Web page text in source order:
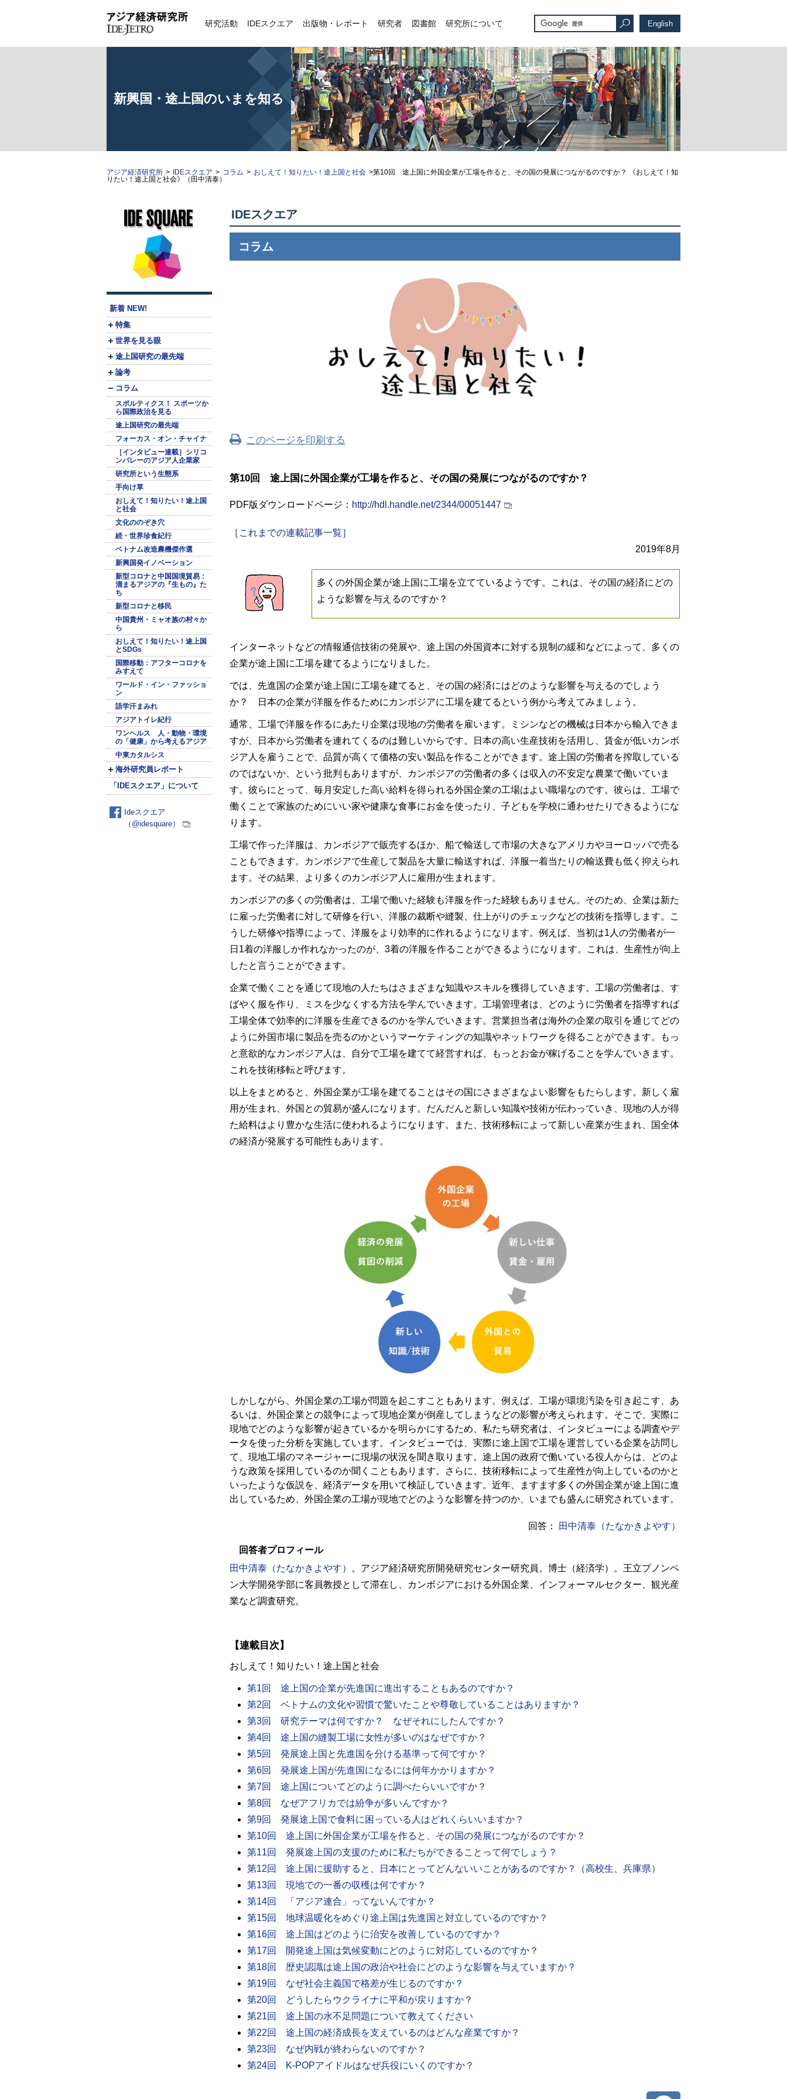
研究活動 IDEスクエア 出版物・レポート 研究者 図書館 研究所について English
新興国・途上国のいまを知る
アジア経済研究所 > IDEスクエア > コラム > おしえて！知りたい！途上国と社会 >第10回 途上国に外国企業が工場を作ると、その国の発展につながるのですか？ 《おしえて！知
りたい！途上国と社会》（田中清泰）
新着 NEW!
特集
世界を見る眼
途上国研究の最先端
論考
コラム
スポルティクス！ スポーツか
ら国際政治を見る
途上国研究の最先端
フォーカス・オン・チャイナ
［インタビュー連載］シリコ
ンバレーのアジア人企業家
研究所という生態系
手向け草
おしえて！知りたい！途上国
と社会
文化ののぞき穴
続・世界珍食紀行
ベトナム改造農機傑作選
新興国発イノベーション
新型コロナと中国国境貿易：
溜まるアジアの『生もの』た
ち
新型コロナと移民
中国貴州・ミャオ族の村々か
ら
おしえて！知りたい！途上国
とSDGs
国際移動：アフターコロナを
みすえて
ワールド・イン・ファッショ
ン
語学汗まみれ
アジアトイレ紀行
ワンヘルス 人・動物・環境
の「健康」から考えるアジア
中東カタルシス
海外研究員レポート
「IDEスクエア」について
Ideスクエア
（@idesquare）
IDEスクエア
コラム
このページを印刷する
第10回 途上国に外国企業が工場を作ると、その国の発展につながるのですか？
PDF版ダウンロードページ： http://hdl.handle.net/2344/00051447
［これまでの連載記事一覧］
2019年8月
多くの外国企業が途上国に工場を立てているようです。これは、その国の経済にどの
ような影響を与えるのですか？
インターネットなどの情報通信技術の発展や、途上国の外国資本に対する規制の緩和などによって、多くの
企業が途上国に工場を建てるようになりました。
では、先進国の企業が途上国に工場を建てると、その国の経済にはどのような影響を与えるのでしょう
か？ 日本の企業が洋服を作るためにカンボジアに工場を建てるという例から考えてみましょう。
通常、工場で洋服を作るにあたり企業は現地の労働者を雇います。ミシンなどの機械は日本から輸入できま
すが、日本から労働者を連れてくるのは難しいからです。日本の高い生産技術を活用し、賃金が低いカンボ
ジア人を雇うことで、品質が高くて価格の安い製品を作ることができます。途上国の労働者を搾取している
のではないか、という批判もありますが、カンボジアの労働者の多くは収入の不安定な農業で働いていま
す。彼らにとって、毎月安定した高い給料を得られる外国企業の工場はよい職場なのです。彼らは、工場で
働くことで家族のためにいい家や健康な食事にお金を使ったり、子どもを学校に通わせたりできるようにな
ります。
工場で作った洋服は、カンボジアで販売するほか、船で輸送して市場の大きなアメリカやヨーロッパで売る
こともできます。カンボジアで生産して製品を大量に輸送すれば、洋服一着当たりの輸送費も低く抑えられ
ます。その結果、より多くのカンボジア人に雇用が生まれます。
カンボジアの多くの労働者は、工場で働いた経験も洋服を作った経験もありません。そのため、企業は新た
に雇った労働者に対して研修を行い、洋服の裁断や縫製、仕上がりのチェックなどの技術を指導します。こ
うした研修や指導によって、洋服をより効率的に作れるようになります。例えば、当初は1人の労働者が一
日1着の洋服しか作れなかったのが、3着の洋服を作ることができるようになります。これは、生産性が向上
したと言うことができます。
企業で働くことを通じて現地の人たちはさまざまな知識やスキルを獲得していきます。工場の労働者は、す
ばやく服を作り、ミスを少なくする方法を学んでいきます。工場管理者は、どのように労働者を指導すれば
工場全体で効率的に洋服を生産できるのかを学んでいきます。営業担当者は海外の企業の取引を通じてどの
ように外国市場に製品を売るのかというマーケティングの知識やネットワークを得ることができます。もっ
と意欲的なカンボジア人は、自分で工場を建てて経営すれば、もっとお金が稼げることを学んでいきます。
これを技術移転と呼びます。
以上をまとめると、外国企業が工場を建てることはその国にさまざまなよい影響をもたらします。新しく雇
用が生まれ、外国との貿易が盛んになります。だんだんと新しい知識や技術が伝わっていき、現地の人が得
た給料はより豊かな生活に使われるようになります。また、技術移転によって新しい産業が生まれ、国全体
の経済が発展する可能性もあります。
しかしながら、外国企業の工場が問題を起こすこともあります。例えば、工場が環境汚染を引き起こす、あ
るいは、外国企業との競争によって現地企業が倒産してしまうなどの影響が考えられます。そこで、実際に
現地でどのような影響が起きているかを明らかにするため、私たち研究者は、インタビューによる調査やデ
ータを使った分析を実施しています。インタビューでは、実際に途上国で工場を運営している企業を訪問し
て、現地工場のマネージャーに現場の状況を聞き取ります。途上国の政府で働いている役人からは、どのよ
うな政策を採用しているのか聞くこともあります。さらに、技術移転によって生産性が向上しているのかと
いったような仮説を、経済データを用いて検証していきます。近年、ますます多くの外国企業が途上国に進
出しているため、外国企業の工場が現地でどのような影響を持つのか、いまでも盛んに研究されています。
回答： 田中清泰（たなかきよやす）
回答者プロフィール
田中清泰（たなかきよやす）
。アジア経済研究所開発研究センター研究員。博士（経済学）。王立プノンペ
ン大学開発学部に客員教授として滞在し、カンボジアにおける外国企業、インフォーマルセクター、観光産
業など調査研究。
【連載目次】
おしえて！知りたい！途上国と社会
第1回 途上国の企業が先進国に進出することもあるのですか？
第2回 ベトナムの文化や習慣で驚いたことや尊敬していることはありますか？
第3回 研究テーマは何ですか？ なぜそれにしたんですか？
第4回 途上国の縫製工場に女性が多いのはなぜですか？
第5回 発展途上国と先進国を分ける基準って何ですか？
第6回 発展途上国が先進国になるには何年かかりますか？
第7回 途上国についてどのように調べたらいいですか？
第8回 なぜアフリカでは紛争が多いんですか？
第9回 発展途上国で食料に困っている人はどれくらいいますか？
第10回 途上国に外国企業が工場を作ると、その国の発展につながるのですか？
第11回 発展途上国の支援のために私たちができることって何でしょう？
第12回 途上国に援助すると、日本にとってどんないいことがあるのですか？（高校生、兵庫県）
第13回 現地での一番の収穫は何ですか？
第14回 「アジア連合」ってないんですか？
第15回 地球温暖化をめぐり途上国は先進国と対立しているのですか？
第16回 途上国はどのように治安を改善しているのですか？
第17回 開発途上国は気候変動にどのように対応しているのですか？
第18回 歴史認識は途上国の政治や社会にどのような影響を与えていますか？
第19回 なぜ社会主義国で格差が生じるのですか？
第20回 どうしたらウクライナに平和が戻りますか？
第21回 途上国の水不足問題について教えてください
第22回 途上国の経済成長を支えているのはどんな産業ですか？
第23回 なぜ内戦が終わらないのですか？
第24回 K-POPアイドルはなぜ兵役にいくのですか？